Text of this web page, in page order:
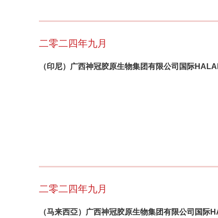
二零二四年九月
（印尼）广西神冠胶原生物集团有限公司国际
二零二四年九月
（马来西亞）广西神冠胶原生物集团有限公司国际